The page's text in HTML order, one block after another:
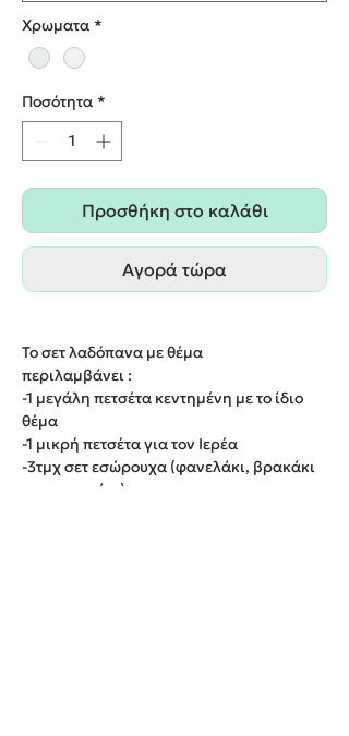
Χρωματα *
Ποσότητα *
Προσθήκη στο καλάθι
Αγορά τώρα
Το σετ λαδόπανα με θέμα
περιλαμβάνει :
-1 μεγάλη πετσέτα κεντημένη με το ίδιο
θέμα
-1 μικρή πετσέτα για τον Ιερέα
-3τμχ σετ εσώρουχα (φανελάκι, βρακάκι
και σκουφάκι)